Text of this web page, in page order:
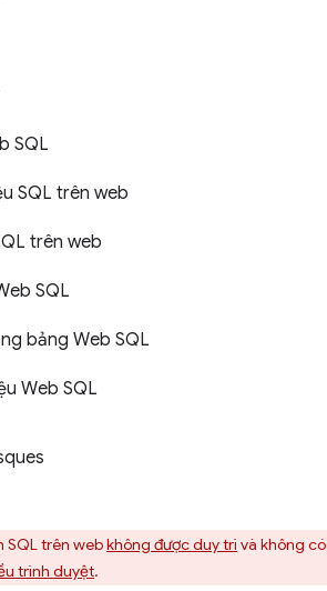
SQL
SQL trên web
trên web
SQL
bảng Web SQL
Web SQL
SQL trên webkhông được duy trì và không có
trình duyệt.